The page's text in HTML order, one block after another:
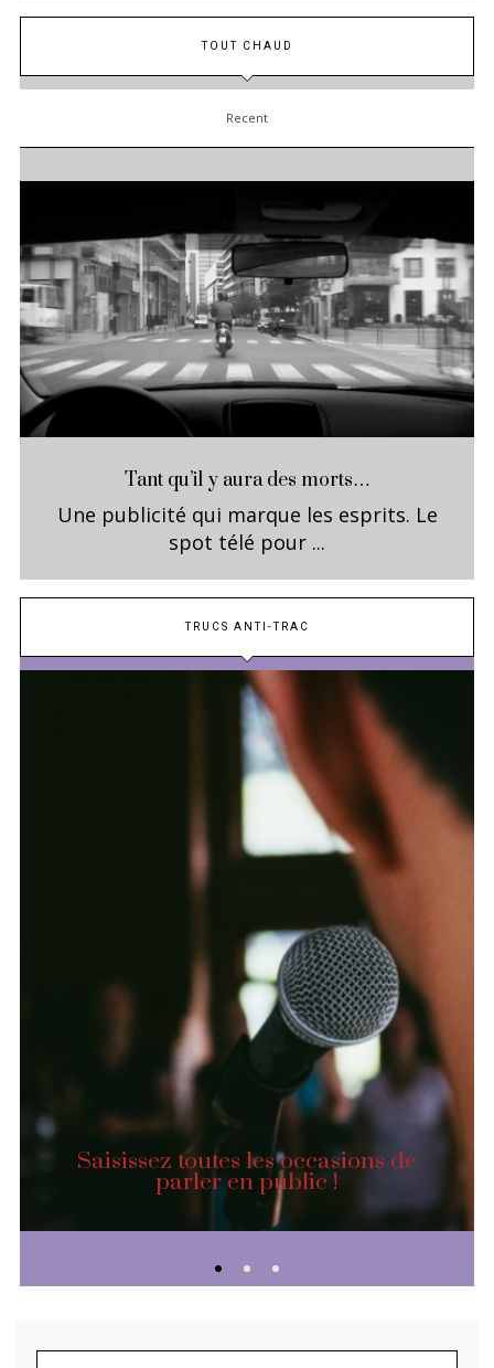
TOUT CHAUD
Recent
Tant qu’il y aura des morts…
Une publicité qui marque les esprits. Le
spot télé pour ...
TRUCS ANTI-TRAC
Saisissez toutes les occasions de
parler en public !